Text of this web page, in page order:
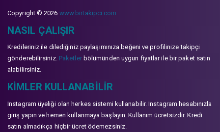
Copyright © 2026 www.birtakipci.com
NASIL ÇALIŞIR
Kredileriniz ile dilediğiniz paylaşımınıza beğeni ve profilinize takipçi
gönderebilirsiniz. Paketlerbölümünden uygun fiyatlar ile bir paket satın
alabilirsiniz.
KIMLER KULLANABILIR
Instagram üyeliği olan herkes sistemi kullanabilir. Instagram hesabınızla
giriş yapın ve hemen kullanmaya başlayın. Kullanım ücretsizdir. Kredi
satın almadıkça hiçbir ücret ödemezsiniz.